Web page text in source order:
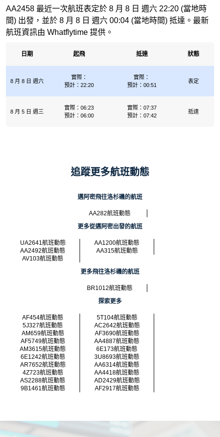
AA2458 最近一次航班表定於 8 月 8 日 週六 22:20 (當地時
間) 出發，並於 8 月 8 日 週六 00:04 (當地時間) 抵達。最新
航班資訊由 Whatflytime 提供。
日期 起飛 抵達 狀態
8 月 8 日 週六
實際：
預計：22:20
實際：
預計：00:51
表定
8 月 5 日 週三
實際：06:23
預計：06:00
實際：07:37
預計：07:42
抵達
追蹤更多航班動態
邁阿密飛往洛杉磯的航班
AA282航班動態
更多從邁阿密出發的航班
UA2641航班動態
AA1200航班動態
AA2492航班動態
AA315航班動態
AV103航班動態
更多飛往洛杉磯的航班
BR1012航班動態
探索更多
AF454航班動態
5T104航班動態
5J327航班動態
AC2642航班動態
AM659航班動態
AF3690航班動態
AF5749航班動態
AA4887航班動態
AM3615航班動態
6E173航班動態
6E1242航班動態
3U8693航班動態
AR7652航班動態
AA6314航班動態
4Z723航班動態
AA4418航班動態
AS2288航班動態
AD2429航班動態
9B1461航班動態
AF2917航班動態